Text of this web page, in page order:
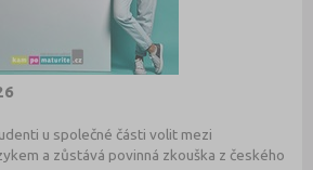
u společné části volit mezi
a zůstává povinná zkouška z českého